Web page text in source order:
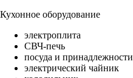
Кухонное оборудование
электроплита
СВЧ-печь
посуда и принадлежности
электрический чайник